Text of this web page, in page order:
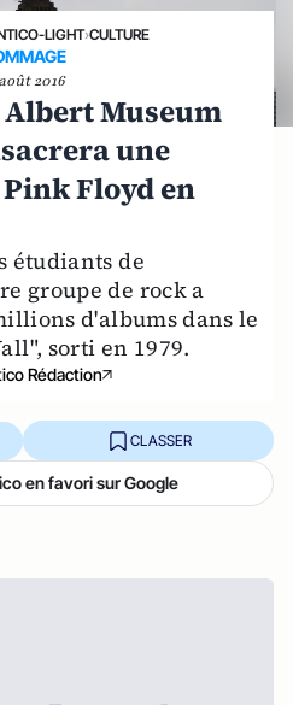
LIGHT›CULTURE
2016
Museum
une
Floyd en
étudiants de
groupe de rock a
d'albums dans le
sorti en 1979.
Rédaction
CLASSER
en favori sur Google